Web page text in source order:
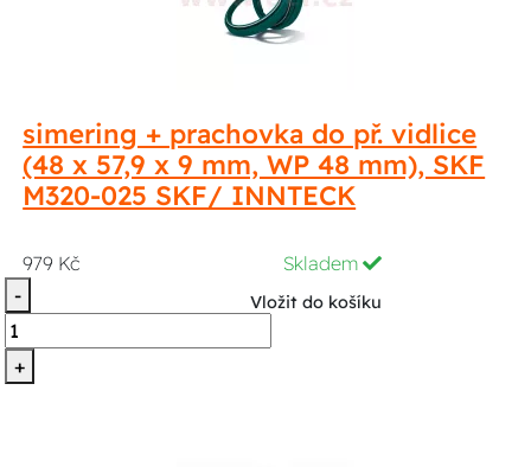
simering + prachovka do př. vidlice
(48 x 57,9 x 9 mm, WP 48 mm), SKF
M320-025 SKF/ INNTECK
979 Kč
Skladem
-
+
Vložit do košíku